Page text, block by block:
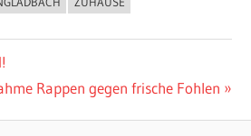
Rappen gegen frische Fohlen